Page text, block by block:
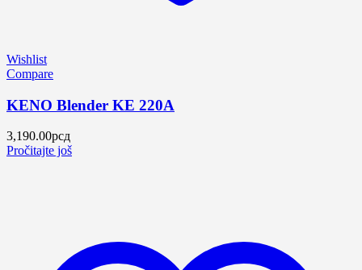
Wishlist
Compare
KENO Blender KE 220A
3,190.00рсд
Pročitajte još